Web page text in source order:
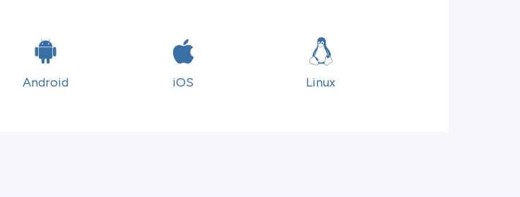
Android iOS Linux